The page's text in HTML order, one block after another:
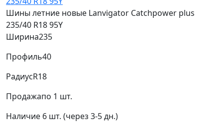
Шины летние новые Lanvigator Catchpower plus
235/40 R18 95Y
Ширина235
Профиль40
РадиусR18
Продажапо 1 шт.
Наличие 6 шт. (через 3-5 дн.)